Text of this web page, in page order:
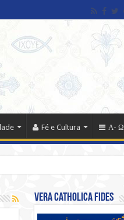
Fé e Cultura Α- Ω
Vera Catholica Fides